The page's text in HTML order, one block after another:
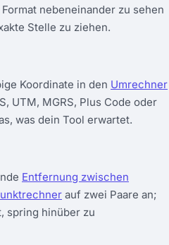
nebeneinander zu sehen
Stelle zu ziehen.
Koordinate in den Umrechner
UTM, MGRS, Plus Code oder
was dein Tool erwartet.
Entfernung zwischen
auf zwei Paare an;
spring hinüber zu